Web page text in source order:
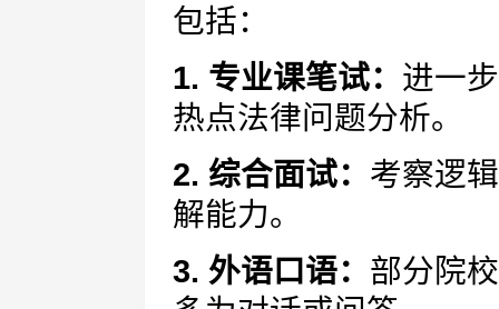
包括：
1. 专业课笔试： 进一
热点法律问题分析。
2. 综合面试： 考察逻
解能力。
3. 外语口语： 部分院